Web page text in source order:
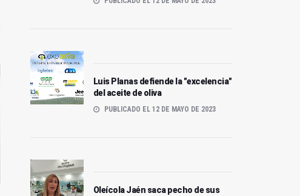
mayo)
Luis Planas defiende la "excelencia"
del aceite de oliva
PUBLICADO EL 12 DE MAYO DE 2023
Oleícola Jaén saca pecho de sus